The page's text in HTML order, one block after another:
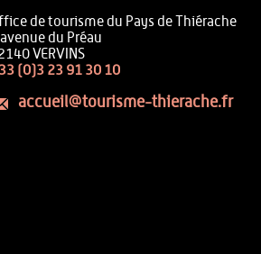
de tourisme du Pays de Thiérache
du Préau
VERVINS
(0)3 23 91 30 10
accueil@tourisme-thierache.fr